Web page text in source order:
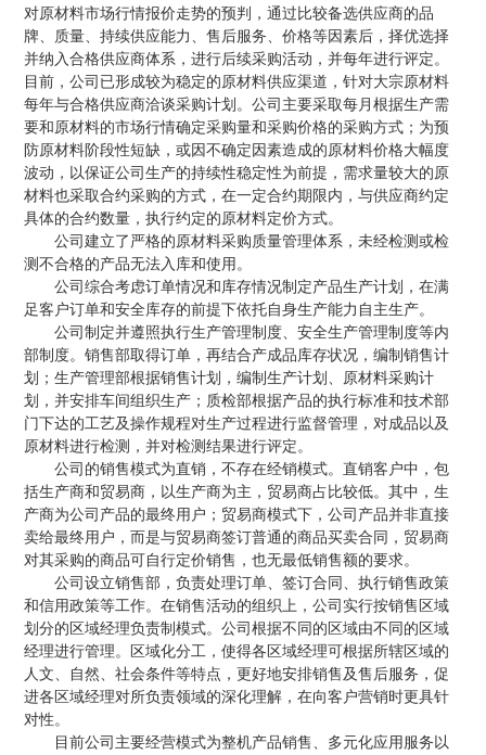
对原材料市场行情报价走势的预判，通过比较备选供应商的品
牌、质量、持续供应能力、售后服务、价格等因素后，择优选择
并纳入合格供应商体系，进行后续采购活动，并每年进行评定。
目前，公司已形成较为稳定的原材料供应渠道，针对大宗原材料
每年与合格供应商洽谈采购计划。公司主要采取每月根据生产需
要和原材料的市场行情确定采购量和采购价格的采购方式；为预
防原材料阶段性短缺，或因不确定因素造成的原材料价格大幅度
波动，以保证公司生产的持续性稳定性为前提，需求量较大的原
材料也采取合约采购的方式，在一定合约期限内，与供应商约定
具体的合约数量，执行约定的原材料定价方式。
公司建立了严格的原材料采购质量管理体系，未经检测或检
测不合格的产品无法入库和使用。
公司综合考虑订单情况和库存情况制定产品生产计划，在满
足客户订单和安全库存的前提下依托自身生产能力自主生产。
公司制定并遵照执行生产管理制度、安全生产管理制度等内
部制度。销售部取得订单，再结合产成品库存状况，编制销售计
划；生产管理部根据销售计划，编制生产计划、原材料采购计
划，并安排车间组织生产；质检部根据产品的执行标准和技术部
门下达的工艺及操作规程对生产过程进行监督管理，对成品以及
原材料进行检测，并对检测结果进行评定。
公司的销售模式为直销，不存在经销模式。直销客户中，包
括生产商和贸易商，以生产商为主，贸易商占比较低。其中，生
产商为公司产品的最终用户；贸易商模式下，公司产品并非直接
卖给最终用户，而是与贸易商签订普通的商品买卖合同，贸易商
对其采购的商品可自行定价销售，也无最低销售额的要求。
公司设立销售部，负责处理订单、签订合同、执行销售政策
和信用政策等工作。在销售活动的组织上，公司实行按销售区域
划分的区域经理负责制模式。公司根据不同的区域由不同的区域
经理进行管理。区域化分工，使得各区域经理可根据所辖区域的
人文、自然、社会条件等特点，更好地安排销售及售后服务，促
进各区域经理对所负责领域的深化理解，在向客户营销时更具针
对性。
目前公司主要经营模式为整机产品销售、多元化应用服务以